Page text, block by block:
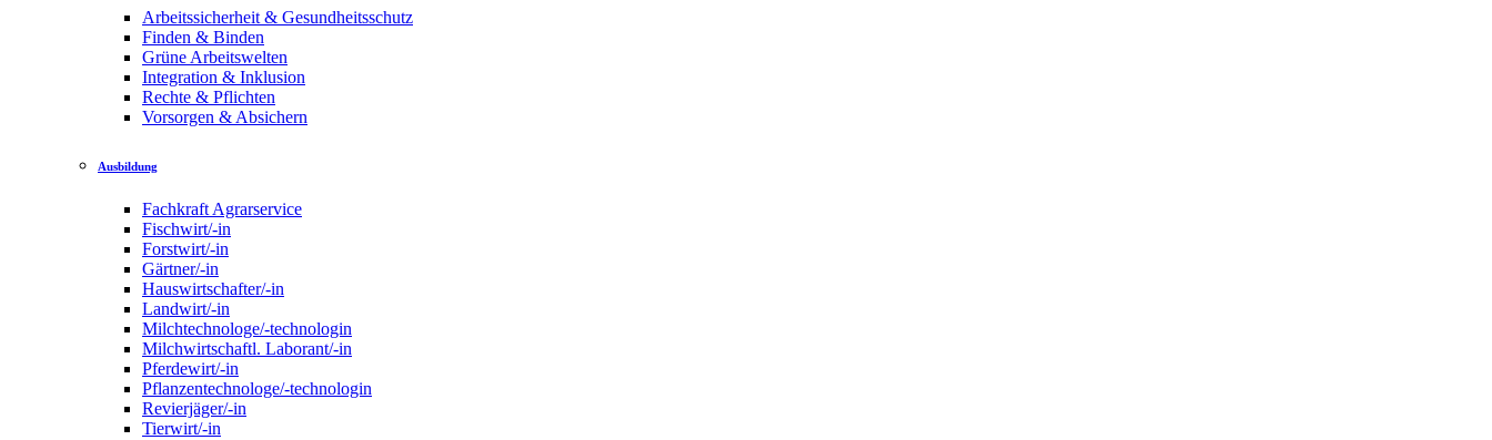
Arbeitssicherheit & Gesundheitsschutz
Finden & Binden
Grüne Arbeitswelten
Integration & Inklusion
Rechte & Pflichten
Vorsorgen & Absichern
Ausbildung
Fachkraft Agrarservice
Fischwirt/-in
Forstwirt/-in
Gärtner/-in
Hauswirtschafter/-in
Landwirt/-in
Milchtechnologe/-technologin
Milchwirtschaftl. Laborant/-in
Pferdewirt/-in
Pflanzentechnologe/-technologin
Revierjäger/-in
Tierwirt/-in